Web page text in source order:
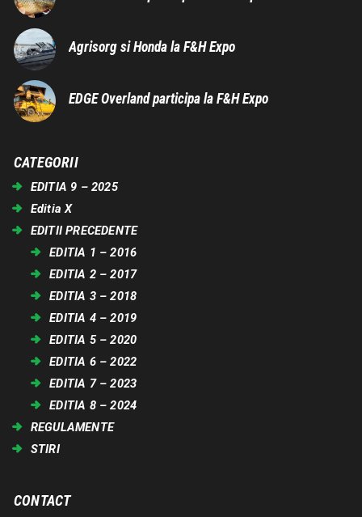
Agrisorg si Honda la F&H Expo
EDGE Overland participa la F&H Expo
CATEGORII
EDITIA 9 – 2025
Editia X
EDITII PRECEDENTE
EDITIA 1 – 2016
EDITIA 2 – 2017
EDITIA 3 – 2018
EDITIA 4 – 2019
EDITIA 5 – 2020
EDITIA 6 – 2022
EDITIA 7 – 2023
EDITIA 8 – 2024
REGULAMENTE
STIRI
CONTACT